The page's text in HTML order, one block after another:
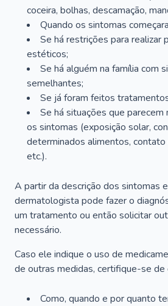
coceira, bolhas, descamação,
Quando os sintomas
Se há restrições para realizar
estéticos;
Se há alguém na família com
semelhantes;
Se já foram feitos
Se há situações que parecem
os sintomas (exposição solar,
determinados alimentos, contato
etc.).
A partir da descrição dos sintomas
dermatologista pode fazer o
um tratamento ou então solicitar
necessário.
Caso ele indique o uso de
de outras medidas, certifique-se de
Como, quando e por quanto